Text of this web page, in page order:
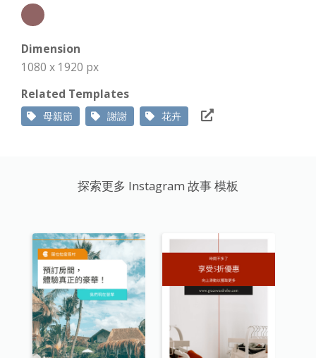
Dimension
1080 x 1920 px
Related Templates
母親節 謝謝 花卉
探索更多 Instagram 故事 模板